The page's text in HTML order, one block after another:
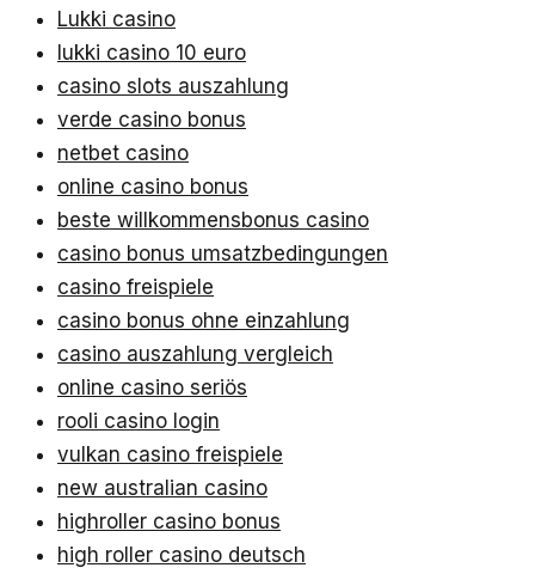
Lukki casino
lukki casino 10 euro
casino slots auszahlung
verde casino bonus
netbet casino
online casino bonus
beste willkommensbonus casino
casino bonus umsatzbedingungen
casino freispiele
casino bonus ohne einzahlung
casino auszahlung vergleich
online casino seriös
rooli casino login
vulkan casino freispiele
new australian casino
highroller casino bonus
high roller casino deutsch